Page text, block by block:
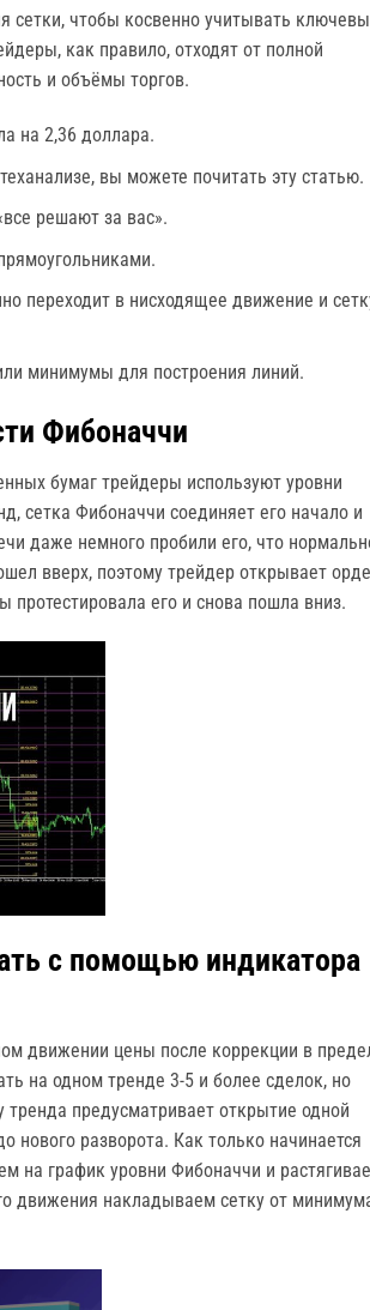
сетки, чтобы косвенно учитывать
как правило, отходят от полной
и объёмы торгов.
на 2,36 доллара.
вы можете почитать эту статью.
решают за вас».
переходит в нисходящее движение и
минимумы для построения линий.
Фибоначчи
бумаг трейдеры используют уровни
сетка Фибоначчи соединяет его начало и
даже немного пробили его, что
вверх, поэтому трейдер открывает
его и снова пошла вниз.
с помощью индикатора
движении цены после коррекции в
на одном тренде 3-5 и более сделок, но
предусматривает открытие одной
разворота. Как только начинается
на график уровни Фибоначчи и
движения накладываем сетку от